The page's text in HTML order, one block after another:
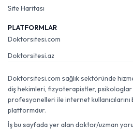
Site Haritası
PLATFORMLAR
Doktorsitesi.com
Doktorsitesi.az
Doktorsitesi.com sağlık sektöründe
diş hekimleri, fizyoterapistler, psikologlar
profesyonelleri ile internet kullanıcılarını
platformdur.
İş bu sayfada yer alan doktor/uzman